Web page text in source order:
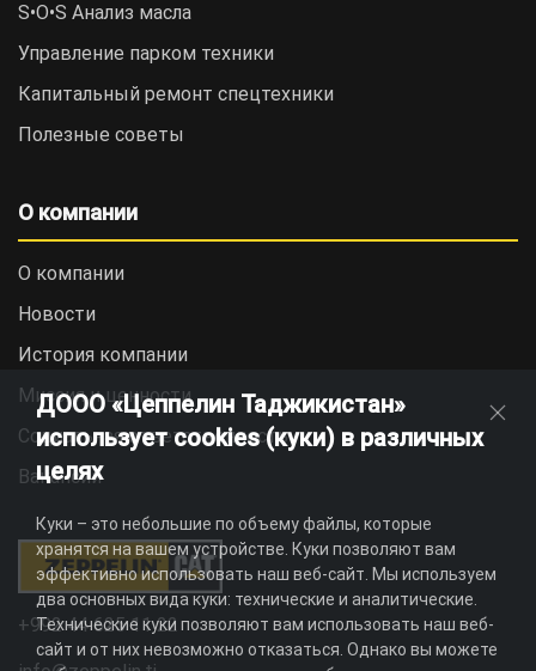
S•O•S Анализ масла
Управление парком техники
Капитальный ремонт спецтехники
Полезные советы
О компании
О компании
Новости
История компании
Миссия и ценности
Социальная ответственность
Вакансии
+992 44 625 11 22
ДООО «Цеппелин Таджикистан»
использует cookies (куки) в различных
целях
Куки – это небольшие по объему файлы, которые
хранятся на вашем устройстве. Куки позволяют вам
эффективно использовать наш веб-сайт. Мы используем
два основных вида куки: технические и аналитические.
Технические куки позволяют вам использовать наш веб-
сайт и от них невозможно отказаться. Однако вы можете